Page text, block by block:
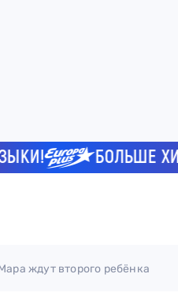
БОЛЬШЕ
ждут второго ребёнка